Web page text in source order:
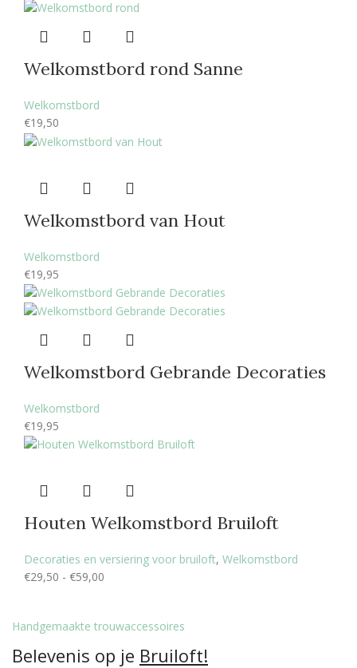
Welkomstbord rond Sanne
Welkomstbord
€19,50
Welkomstbord van Hout
Welkomstbord
€19,95
Welkomstbord Gebrande Decoraties
Welkomstbord
€19,95
Houten Welkomstbord Bruiloft
Decoraties en versiering voor bruiloft, Welkomstbord
€29,50 - €59,00
€59,00
Handgemaakte trouwaccessoires
Belevenis op je Bruiloft!